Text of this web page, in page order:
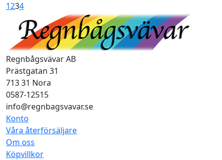
1234
Regnbågsvävar AB
Prästgatan 31
713 31 Nora
0587-12515
info@regnbagsvavar.se
Konto
Våra återförsäljare
Om oss
Köpvillkor